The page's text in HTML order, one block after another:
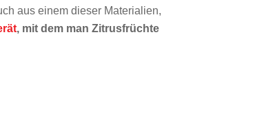
aus einem dieser Materialien,
, mit dem man Zitrusfrüchte